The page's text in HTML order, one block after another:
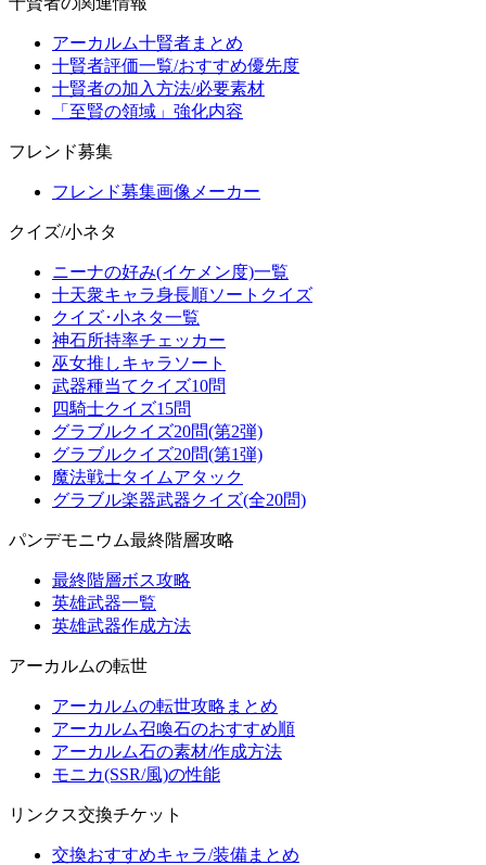
アーカルム十賢者まとめ
十賢者評価一覧/おすすめ優先度
十賢者の加入方法/必要素材
「至賢の領域」強化内容
フレンド募集
フレンド募集画像メーカー
クイズ/小ネタ
ニーナの好み(イケメン度)一覧
十天衆キャラ身長順ソートクイズ
クイズ･小ネタ一覧
神石所持率チェッカー
巫女推しキャラソート
武器種当てクイズ10問
四騎士クイズ15問
グラブルクイズ20問(第2弾)
グラブルクイズ20問(第1弾)
魔法戦士タイムアタック
グラブル楽器武器クイズ(全20問)
パンデモニウム最終階層攻略
最終階層ボス攻略
英雄武器一覧
英雄武器作成方法
アーカルムの転世
アーカルムの転世攻略まとめ
アーカルム召喚石のおすすめ順
アーカルム石の素材/作成方法
モニカ(SSR/風)の性能
リンクス交換チケット
交換おすすめキャラ/装備まとめ